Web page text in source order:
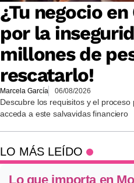
¿Tu negocio
por la
millones de
rescatarlo!
Marcela García 06/08/2026
Descubre los requisitos y el
acceda a este salvavidas financiero
LO MÁS LEÍDO
Lo que importa en